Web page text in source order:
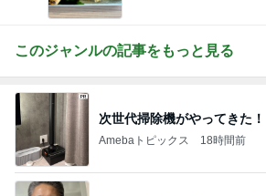
このジャンルの記事をもっと見る
次世代掃除機がやってきた！
Amebaトピックス 18時間前